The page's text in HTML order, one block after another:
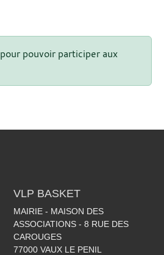
pour pouvoir participer aux
VLP BASKET
MAIRIE - MAISON DES
ASSOCIATIONS - 8 RUE DES
CAROUGES
77000 VAUX LE PENIL